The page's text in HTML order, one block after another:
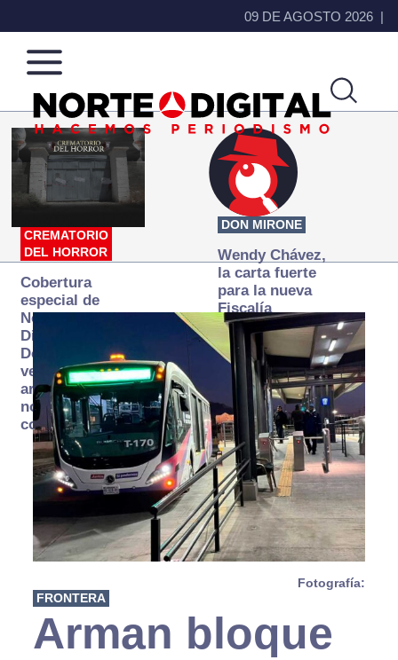
09 DE AGOSTO 2026
Norte
de
Ciudad
Más
que
noticias,
hacemos periodismo
CREMATORIO
DEL HORROR
Cobertura
especial de
Norte
Digital:
Donde la
verdad
arde… pero
no se
consume
DON MIRONE
Wendy Chávez,
la carta fuerte
para la nueva
Fiscalía
autónoma
Fotografía:
FRONTERA
Arman bloque